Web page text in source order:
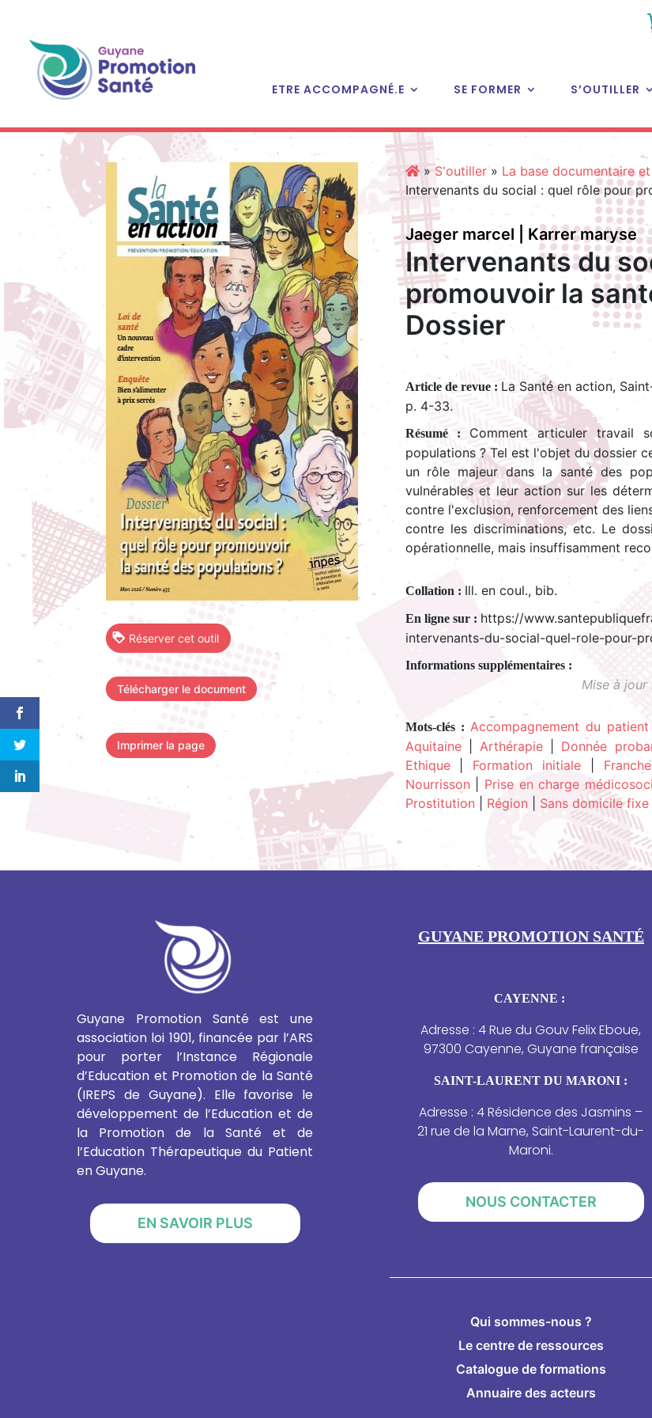
ETRE ACCOMPAGNÉ.E SE FORMER S’OUTILLER
Réserver cet outil
Télécharger le document
Imprimer la page
» S'outiller» La base documentaire
Intervenants du social : quel rôle pour
Jaeger marcel | Karrer maryse
Intervenants du
promouvoir la
Dossier
Article de revue : La Santé en action,
p. 4-33.
Résumé : Comment articuler
populations ? Tel est l'objet du dossier
un rôle majeur dans la santé des
vulnérables et leur action sur les
contre l'exclusion, renforcement des
contre les discriminations, etc. Le
opérationnelle, mais insuffisamment
Collation : Ill. en coul., bib.
En ligne sur : https://
intervenants-du-social-quel-role-pour-
Mise à
Mots-clés : Accompagnement du patient
Aquitaine| Arthérapie| Donnée
Ethique| Formation initiale|
Nourrisson
Prise en charge
Prostitution
Région Sans domicile fixe
Guyane Promotion Santé est une
association loi 1901, financée par l’ARS
pour porter l’Instance Régionale
d’Education et Promotion de la Santé
(IREPS de Guyane). Elle favorise le
développement de l’Education et de
la Promotion de la Santé et de
l’Education Thérapeutique du Patient
en Guyane.
EN SAVOIR PLUS
GUYANE PROMOTION SANTÉ
CAYENNE :
Adresse : 4 Rue du Gouv Felix Eboue,
97300 Cayenne, Guyane française
SAINT-LAURENT DU MARONI :
Adresse : 4 Résidence des Jasmins –
21 rue de la Marne, Saint-Laurent-du-
Maroni.
NOUS CONTACTER
Qui sommes-nous ?
Le centre de ressources
Catalogue de formations
Annuaire des acteurs